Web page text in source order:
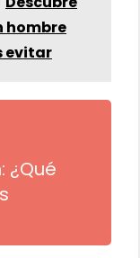
hombre
evitar
¿Qué